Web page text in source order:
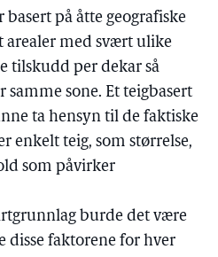
på åtte geografiske
arealer med svært ulike
tilskudd per dekar så
sone. Et teigbasert
ta hensyn til de faktiske
enkelt teig, som størrelse,
som påvirker
burde det være
disse faktorene for hver